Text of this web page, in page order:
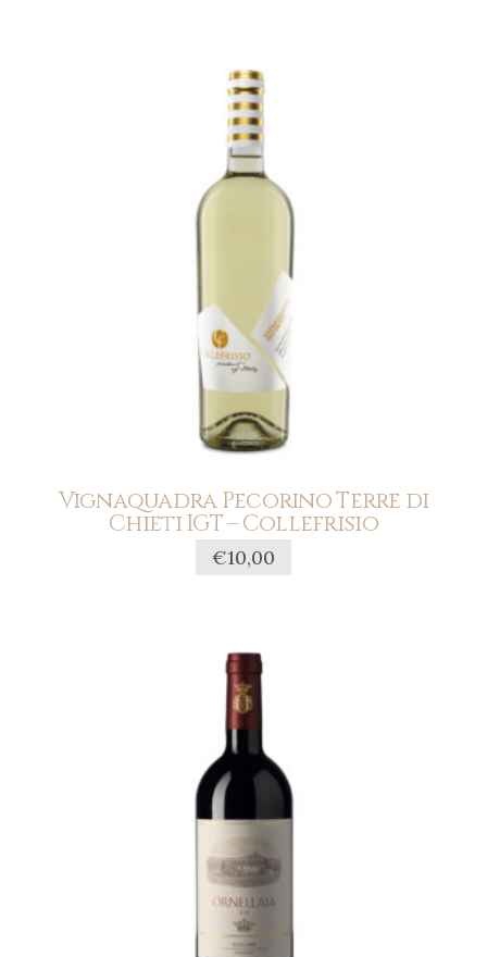
Vignaquadra Pecorino Terre di
Chieti IGT – Collefrisio
€10,00